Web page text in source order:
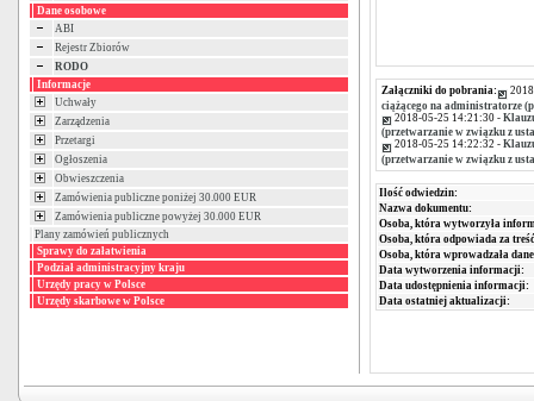
Dane osobowe
ABI
Rejestr Zbiorów
RODO
Informacje
Uchwały
Zarządzenia
Przetargi
Ogłoszenia
Obwieszczenia
Zamówienia publiczne poniżej 30.000 EUR
Zamówienia publiczne powyżej 30.000 EUR
Plany zamówień publicznych
Sprawy do załatwienia
Podział administracyjny kraju
Urzędy pracy w Polsce
Urzędy skarbowe w Polsce
Załączniki do pobrania:
ciążącego na administratorze
2018-05-25 14:21:30 -
(przetwarzanie w związku z
2018-05-25 14:22:32 -
(przetwarzanie w związku z
Ilość odwiedzin:
Nazwa dokumentu:
Osoba, która wytworzyła
Osoba, która odpowiada za
Osoba, która wprowadzała
Data wytworzenia informacji:
Data udostępnienia informacji:
Data ostatniej aktualizacji: